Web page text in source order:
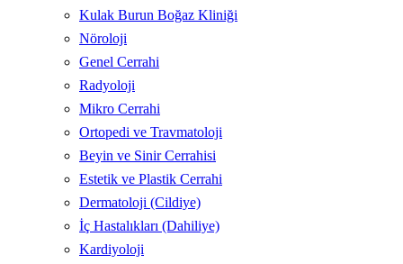
Kulak Burun Boğaz Kliniği
Nöroloji
Genel Cerrahi
Radyoloji
Mikro Cerrahi
Ortopedi ve Travmatoloji
Beyin ve Sinir Cerrahisi
Estetik ve Plastik Cerrahi
Dermatoloji (Cildiye)
İç Hastalıkları (Dahiliye)
Kardiyoloji